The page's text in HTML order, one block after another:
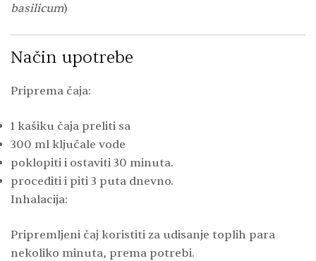
basilicum)
Način upotrebe
Priprema čaja:
1 kašiku čaja preliti sa
300 ml ključale vode
poklopiti i ostaviti 30 minuta.
procediti i piti 3 puta dnevno.
Inhalacija:
Pripremljeni čaj koristiti za udisanje toplih para
nekoliko minuta, prema potrebi.